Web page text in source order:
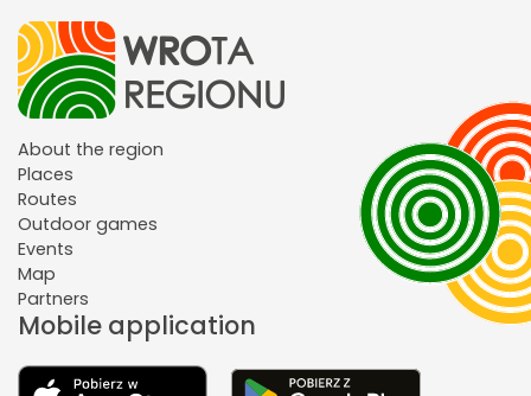
About the region
Places
Routes
Outdoor games
Events
Map
Partners
Mobile application